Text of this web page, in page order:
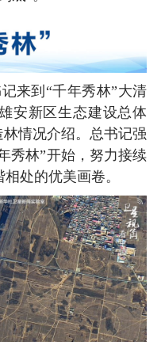
来到“千年秀林”大清
安新区生态建设总体
情况介绍。总书记强
秀林”开始，努力接续
处的优美画卷。